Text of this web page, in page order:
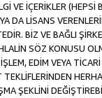
VE İÇERİKLER (HEPSİ
DA LİSANS
BİZ VE BAĞLI
SÖZ KONUSU
EDİM VEYA
ŞEKLİNİ